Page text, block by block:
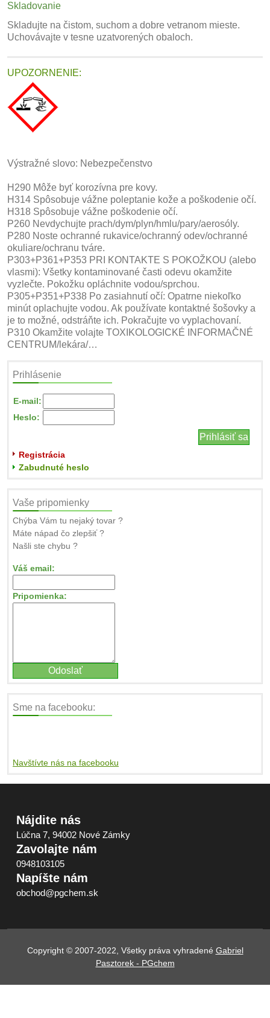
Skladovanie
Skladujte na čistom, suchom a dobre vetranom mieste.
Uchovávajte v tesne uzatvorených obaloch.
UPOZORNENIE:
Výstražné slovo: Nebezpečenstvo
H290 Môže byť korozívna pre kovy.
H314 Spôsobuje vážne poleptanie kože a poškodenie očí.
H318 Spôsobuje vážne poškodenie očí.
P260 Nevdychujte prach/dym/plyn/hmlu/pary/aerosóly.
P280 Noste ochranné rukavice/ochranný odev/ochranné
okuliare/ochranu tváre.
P303+P361+P353 PRI KONTAKTE S POKOŽKOU (alebo
vlasmi): Všetky kontaminované časti odevu okamžite
vyzlečte. Pokožku opláchnite vodou/sprchou.
P305+P351+P338 Po zasiahnutí očí: Opatrne niekoľko
minút oplachujte vodou. Ak používate kontaktné šošovky a
je to možné, odstráňte ich. Pokračujte vo vyplachovaní.
P310 Okamžite volajte TOXIKOLOGICKÉ INFORMAČNÉ
CENTRUM/lekára/…
Prihlásenie
E-mail:
Heslo:
Registrácia
Zabudnuté heslo
Vaše pripomienky
Chýba Vám tu nejaký tovar ?
Máte nápad čo zlepšiť ?
Našli ste chybu ?
Váš email:
Pripomienka:
Sme na facebooku:
Navštívte nás na facebooku
Nájdite nás
Lúčna 7, 94002 Nové Zámky
Zavolajte nám
0948103105
Napíšte nám
obchod@pgchem.sk
Copyright © 2007-2022, Všetky práva vyhradené Gabriel
Pasztorek - PGchem